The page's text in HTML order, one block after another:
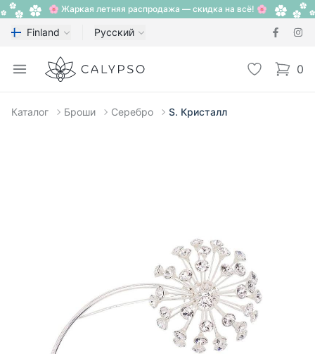
🌸 Жаркая летняя распродажа — скидка на всё! 🌸
Finland Русский
Open menu
Calypso Избранное
0
items
Каталог Броши Серебро S. Кристалл